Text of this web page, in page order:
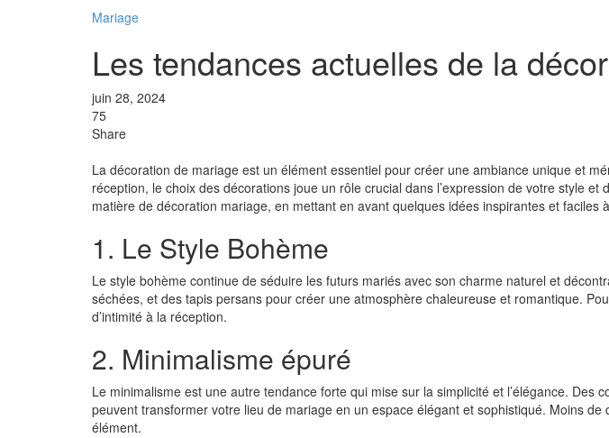
Mariage
Les tendances actuelles de la
juin 28, 2024
75
Share
La décoration de mariage est un élément essentiel pour créer une ambiance unique et
réception, le choix des décorations joue un rôle crucial dans l’expression de votre style
matière de décoration mariage, en mettant en avant quelques idées inspirantes et faciles
1. Le Style Bohème
Le style bohème continue de séduire les futurs mariés avec son charme naturel et
séchées, et des tapis persans pour créer une atmosphère chaleureuse et romantique.
d’intimité à la réception.
2. Minimalisme épuré
Le minimalisme est une autre tendance forte qui mise sur la simplicité et l’élégance.
peuvent transformer votre lieu de mariage en un espace élégant et sophistiqué. Moins
élément.